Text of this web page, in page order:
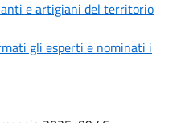
e artigiani del territorio
gli esperti e nominati i